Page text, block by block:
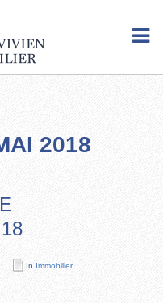
2018
In Immobilier